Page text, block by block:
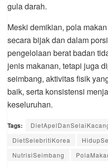
gula darah.
Meski demikian, pola
secara bijak dan dalam
pengelolaan berat badan
jenis makanan, tetapi juga
seimbang, aktivitas fisik
baik, serta konsistensi
keseluruhan.
Tags:
DietSelebritiKorea
NutrisiSeimbang